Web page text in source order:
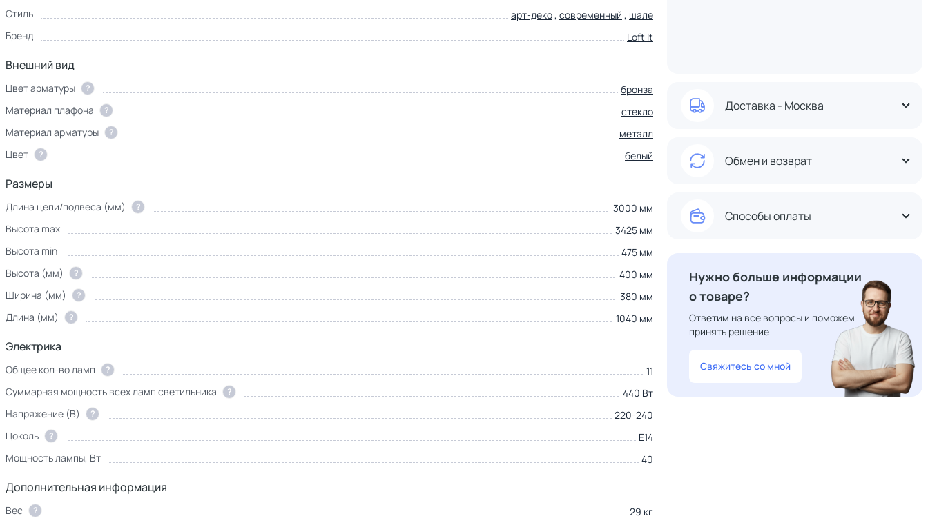
Стиль
арт-деко, современный , шале
Бренд
Loft It
Внешний вид
Цвет арматуры ?
бронза
Материал плафона
?
стекло
Материал арматуры
?
металл
Цвет
? белый
Размеры
Длина цепи/подвеса (мм) ?
3000 мм
Высота max
3425 мм
Высота min
475 мм
Высота (мм)
?
400 мм
Ширина (мм)
?
380 мм
Длина (мм)
? 1040 мм
Электрика
Общее кол-во ламп ?
11
Суммарная мощность всех ламп светильника
?
440 Вт
Напряжение (В)
?
220-240
Цоколь
?
E14
Мощность лампы, Вт
40
Дополнительная информация
Вес ?
29 кг
Доставка - Москва
Обмен и возврат
Способы оплаты
Нужно больше информации
о товаре?
Ответим на все вопросы и поможем
принять решение
Свяжитесь со мной